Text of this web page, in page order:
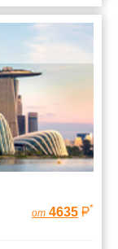
от 4635 *